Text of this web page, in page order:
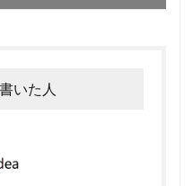
いた人